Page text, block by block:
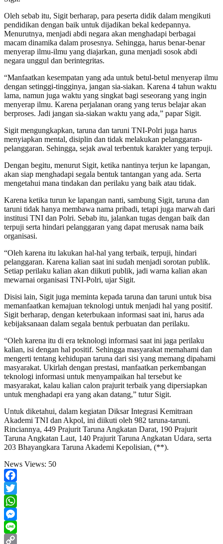
Oleh sebab itu, Sigit berharap, para peserta didik dalam mengikuti
pendidikan dengan baik untuk dijadikan bekal kedepannya.
Menurutnya, menjadi abdi negara akan menghadapi berbagai
macam dinamika dalam prosesnya. Sehingga, harus benar-benar
menyerap ilmu-ilmu yang diajarkan, guna menjadi sosok abdi
negara unggul dan berintegritas.
“Manfaatkan kesempatan yang ada untuk betul-betul menyerap ilmu
dengan setinggi-tingginya, jangan sia-siakan. Karena 4 tahun waktu
lama, namun juga waktu yang singkat bagi seseorang yang ingin
menyerap ilmu. Karena perjalanan orang yang terus belajar akan
berproses. Jadi jangan sia-siakan waktu yang ada,” papar Sigit.
Sigit mengungkapkan, taruna dan taruni TNI-Polri juga harus
menyiapkan mental, disiplin dan tidak melakukan pelanggaran-
pelanggaran. Sehingga, sejak awal terbentuk karakter yang terpuji.
Dengan begitu, menurut Sigit, ketika nantinya terjun ke lapangan,
akan siap menghadapi segala bentuk tantangan yang ada. Serta
mengetahui mana tindakan dan perilaku yang baik atau tidak.
Karena ketika turun ke lapangan nanti, sambung Sigit, taruna dan
taruni tidak hanya membawa nama pribadi, tetapi juga marwah dari
institusi TNI dan Polri. Sebab itu, jalankan tugas dengan baik dan
terpuji serta hindari pelanggaran yang dapat merusak nama baik
organisasi.
“Oleh karena itu lakukan hal-hal yang terbaik, terpuji, hindari
pelanggaran. Karena kalian saat ini sudah menjadi sorotan publik.
Setiap perilaku kalian akan diikuti publik, jadi warna kalian akan
mewarnai organisasi TNI-Polri, ujar Sigit.
Disisi lain, Sigit juga meminta kepada taruna dan taruni untuk bisa
memanfaatkan kemajuan teknologi untuk menjadi hal yang positif.
Sigit berharap, dengan keterbukaan informasi saat ini, harus ada
kebijaksanaan dalam segala bentuk perbuatan dan perilaku.
“Oleh karena itu di era teknologi informasi saat ini jaga perilaku
kalian, isi dengan hal positif. Sehingga masyarakat memahami dan
mengerti tentang kehidupan taruna dari sisi yang memang dipahami
masyarakat. Ukirlah dengan prestasi, manfaatkan perkembangan
teknologi informasi untuk menyampaikan hal tersebut ke
masyarakat, kalau kalian calon prajurit terbaik yang dipersiapkan
untuk menghadapi era yang akan datang,” tutur Sigit.
Untuk diketahui, dalam kegiatan Diksar Integrasi Kemitraan
Akademi TNI dan Akpol, ini diikuti oleh 982 taruna-taruni.
Rinciannya, 449 Prajurit Taruna Angkatan Darat, 190 Prajurit
Taruna Angkatan Laut, 140 Prajurit Taruna Angkatan Udara, serta
203 Bhayangkara Taruna Akademi Kepolisian, (**).
News Views: 50
Facebook
Twitter
WhatsApp
Messenger
Line